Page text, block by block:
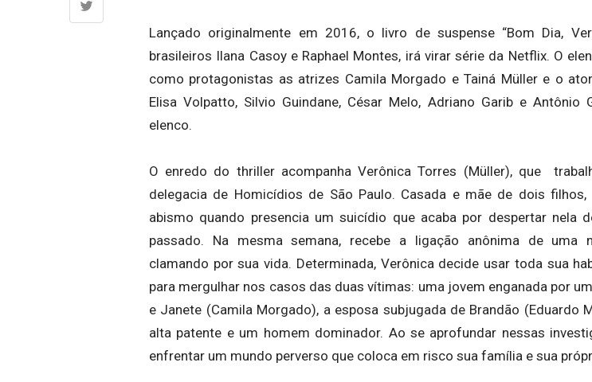
Lançado originalmente em 2016, o livro de suspense “Bom Dia,
brasileiros Ilana Casoy e Raphael Montes, irá virar série da Netflix. O
como protagonistas as atrizes Camila Morgado e Tainá Müller e o
Elisa Volpatto, Silvio Guindane, César Melo, Adriano Garib e Antônio
elenco.
O enredo do thriller acompanha Verônica Torres (Müller), que
delegacia de Homicídios de São Paulo. Casada e mãe de dois
abismo quando presencia um suicídio que acaba por despertar nela
passado. Na mesma semana, recebe a ligação anônima de uma
clamando por sua vida. Determinada, Verônica decide usar toda sua
para mergulhar nos casos das duas vítimas: uma jovem enganada por
e Janete (Camila Morgado), a esposa subjugada de Brandão (Eduardo
alta patente e um homem dominador. Ao se aprofundar nessas
enfrentar um mundo perverso que coloca em risco sua família e sua